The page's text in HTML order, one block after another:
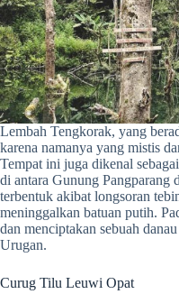
Lembah Tengkorak, yang
karena namanya yang mistis
Tempat ini juga dikenal
di antara Gunung Pangparang
terbentuk akibat longsoran
meninggalkan batuan putih.
dan menciptakan sebuah
Urugan.
Curug Tilu Leuwi Opat